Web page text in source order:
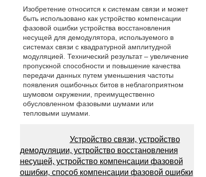
Изобретение относится к системам связи и может
быть использовано как устройство компенсации
фазовой ошибки устройства восстановления
несущей для демодулятора, используемого в
системах связи с квадратурной амплитудной
модуляцией. Технический результат – увеличение
пропускной способности и повышение качества
передачи данных путем уменьшения частоты
появления ошибочных битов в неблагоприятном
шумовом окружении, преимущественно
обусловленном фазовыми шумами или
тепловыми шумами.
Устройство связи, устройство
демодуляции, устройство восстановления
несущей, устройство компенсации фазовой
ошибки, способ компенсации фазовой ошибки